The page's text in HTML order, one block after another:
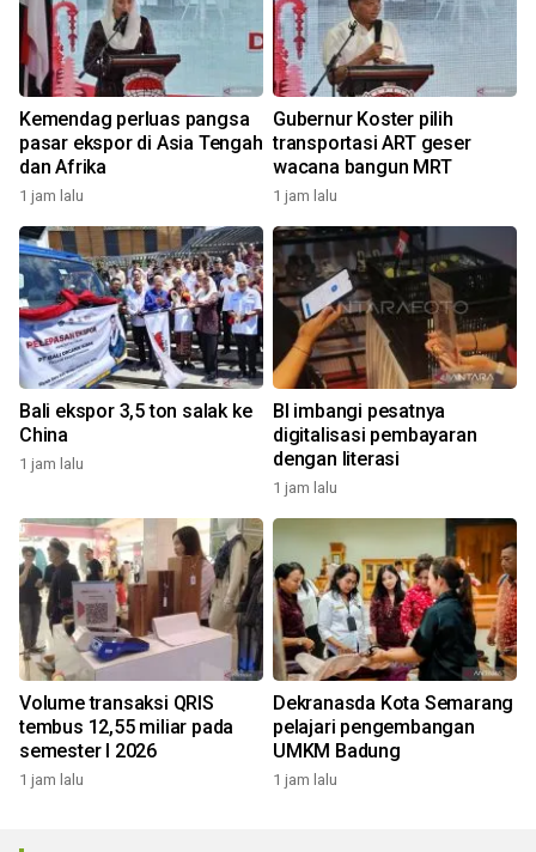
Kemendag perluas pangsa
pasar ekspor di Asia Tengah
dan Afrika
1 jam lalu
Gubernur Koster pilih
transportasi ART geser
wacana bangun MRT
1 jam lalu
Bali ekspor 3,5 ton salak ke
China
1 jam lalu
BI imbangi pesatnya
digitalisasi pembayaran
dengan literasi
1 jam lalu
Volume transaksi QRIS
tembus 12,55 miliar pada
semester I 2026
1 jam lalu
Dekranasda Kota Semarang
pelajari pengembangan
UMKM Badung
1 jam lalu